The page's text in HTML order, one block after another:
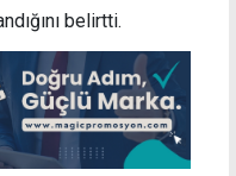
belirtti.